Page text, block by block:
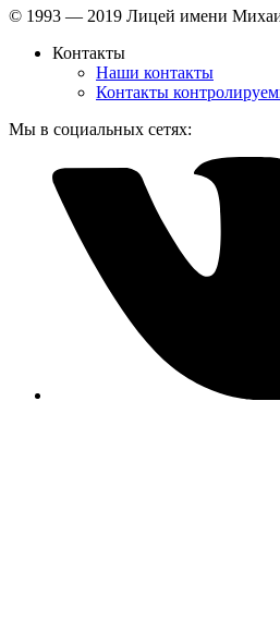
© 1993 — 2019 Лицей имени
Контакты
Наши контакты
Контакты
Мы в социальных сетях: